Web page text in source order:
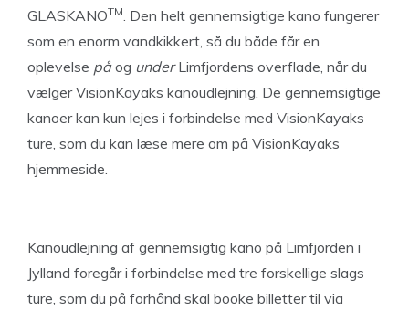
GLASKANOTM. Den helt gennemsigtige kano fungerer
som en enorm vandkikkert, så du både får en
oplevelse påog underLimfjordens overflade, når du
vælger VisionKayaks kanoudlejning. De gennemsigtige
kanoer kan kun lejes i forbindelse med VisionKayaks
ture, som du kan læse mere om på VisionKayaks
hjemmeside.
Kanoudlejning af gennemsigtig kano på Limfjorden i
Jylland foregår i forbindelse med tre forskellige slags
ture, som du på forhånd skal booke billetter til via